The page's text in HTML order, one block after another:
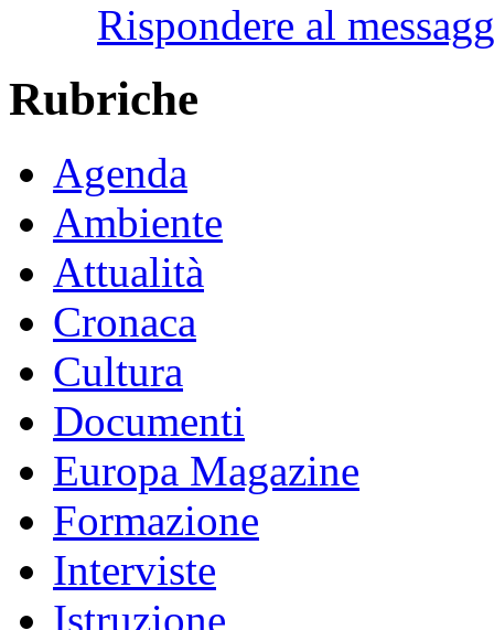
Rispondere al
Rubriche
Agenda
Ambiente
Attualità
Cronaca
Cultura
Documenti
Europa Magazine
Formazione
Interviste
Istruzione